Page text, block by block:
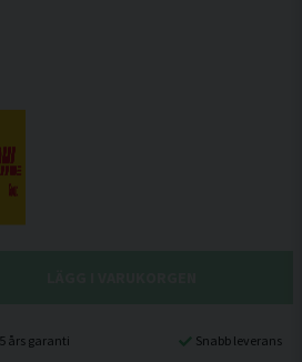
5 års garanti Snabb leverans